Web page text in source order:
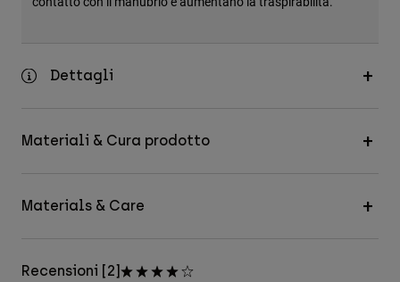
Dettagli
Materiali & Cura prodotto
Materials & Care
Recensioni [2]